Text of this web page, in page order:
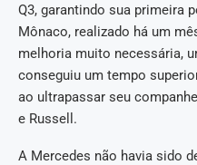
Q3, garantindo sua primeira
Mônaco, realizado há um
melhoria muito necessária,
conseguiu um tempo
ao ultrapassar seu
e Russell.
A Mercedes não havia sido